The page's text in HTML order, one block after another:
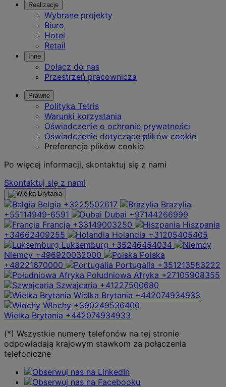
Realizacje
Wybrane projekty
Biuro
Hotel
Retail
Inne
Dołącz do nas
Przestrzeń pracownicza
Prawne
Polityka Tetris
Warunki korzystania
Oświadczenie o ochronie prywatności
Oświadczenie dotyczące plików cookie
Preferencje plików cookie
Po więcej informacji, skontaktuj się z nami
Skontaktuj się z nami
Belgia +3225502617
Brazylia
+55114949-6591
Dubai +97144266999
Francja +33149003250
Hiszpania
+34662409255
Holandia +31205405405
Luksemburg +35246454034
Niemcy +496920032000
Polska
+48221670000
Portugalia +351213583222
Południowa Afryka +27105908355
Szwajcaria +41227500680
Wielka Brytania +442074934933
Włochy +390249536400
Wielka Brytania +442074934933
(*) Wszystkie numery telefonów na tej stronie
odpowiadają krajowym stawkom za połączenia
telefoniczne